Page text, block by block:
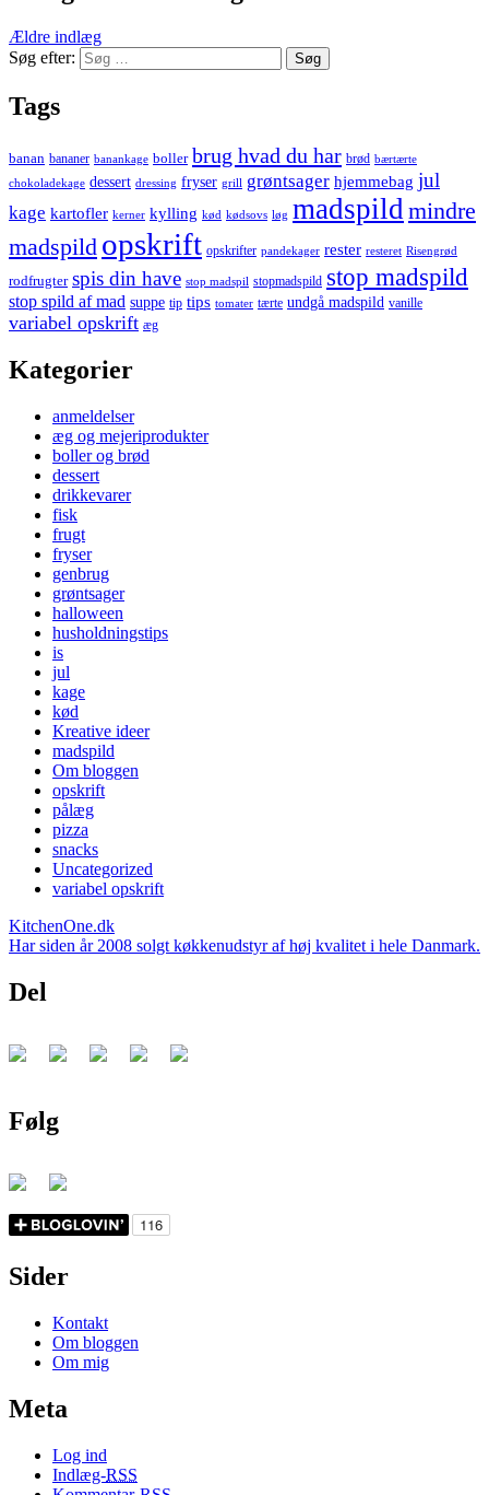
Ældre indlæg
Søg efter:
Tags
banan bananer banankage boller brug hvad du har brød bærtærte
chokoladekage dessert dressing fryser grill grøntsager hjemmebag jul
kage kartofler kerner kylling kød kødsovs løg madspild mindre
madspild opskrift opskrifter pandekager rester resteret Risengrød
rodfrugter spis din have stop madspil stopmadspild stop madspild
stop spild af mad suppe tip tips tomater tærte undgå madspild vanille
variabel opskrift æg
Kategorier
anmeldelser
æg og mejeriprodukter
boller og brød
dessert
drikkevarer
fisk
frugt
fryser
genbrug
grøntsager
halloween
husholdningstips
is
jul
kage
kød
Kreative ideer
madspild
Om bloggen
opskrift
pålæg
pizza
snacks
Uncategorized
variabel opskrift
KitchenOne.dk
Har siden år 2008 solgt køkkenudstyr af høj kvalitet i hele Danmark.
Del
Følg
Sider
Kontakt
Om bloggen
Om mig
Meta
Log ind
Indlæg-RSS